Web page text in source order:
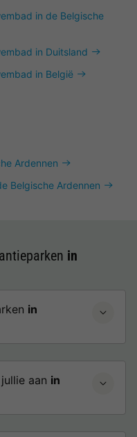
in de Belgische
in Duitsland
in België
Ardennen
Belgische Ardennen
in
in
aan in